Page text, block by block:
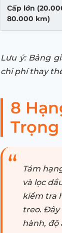
Cấp lớn
80.000 km)
Lưu ý: Bảng
chi phí thay
8
Trọng
Tám
và lọc
kiểm tra
treo.
hành, độ